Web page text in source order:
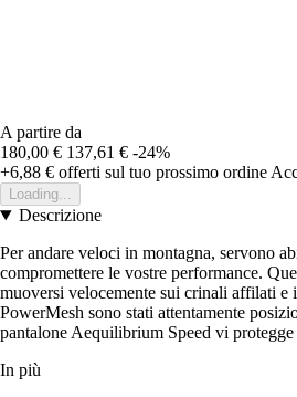
A partire da
180,00 € 137,61 € -24%
+6,88 € offerti sul tuo prossimo ordine
Loading...
Descrizione
Per andare veloci in montagna, servono
compromettere le vostre performance.
muoversi velocemente sui crinali affilati e
PowerMesh sono stati attentamente
pantalone Aequilibrium Speed vi protegge
In più